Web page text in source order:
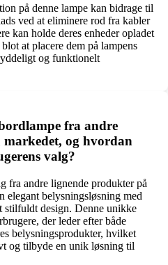
på denne lampe kan bidrage til
ved at eliminere rod fra kabler
kan holde deres enheder opladet
at placere dem på lampens
og funktionelt
fra andre
og hvordan
valg?
fra andre lignende produkter på
elegant belysningsløsning med
stilfuldt design. Denne unikke
der leder efter både
belysningsprodukter, hvilket
og tilbyde en unik løsning til